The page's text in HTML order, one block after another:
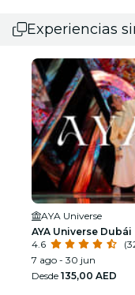
Experiencias
AYA Universe
AYA Universe Dubái
4.6
7 ago - 30 jun
Desde 135,00 AED